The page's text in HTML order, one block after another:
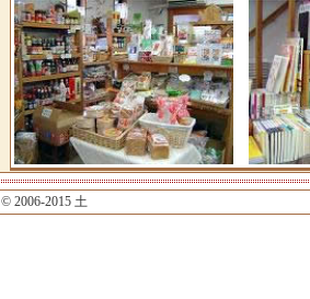
© 2006-2015 土